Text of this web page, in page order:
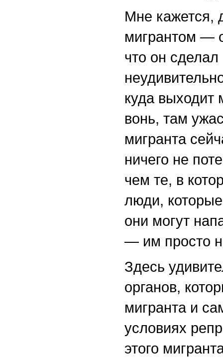
Мне кажется,
мигрантом —
что он сделал
куда выходит
вонь, там
мигранта
ничего не
чем те, в
люди, которые
они могут
— им просто
Здесь
органов,
мигранта и
условиях
этого